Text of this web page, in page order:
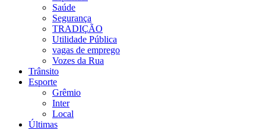
Saúde
Segurança
TRADIÇÃO
Utilidade Pública
vagas de emprego
Vozes da Rua
Trânsito
Esporte
Grêmio
Inter
Local
Últimas